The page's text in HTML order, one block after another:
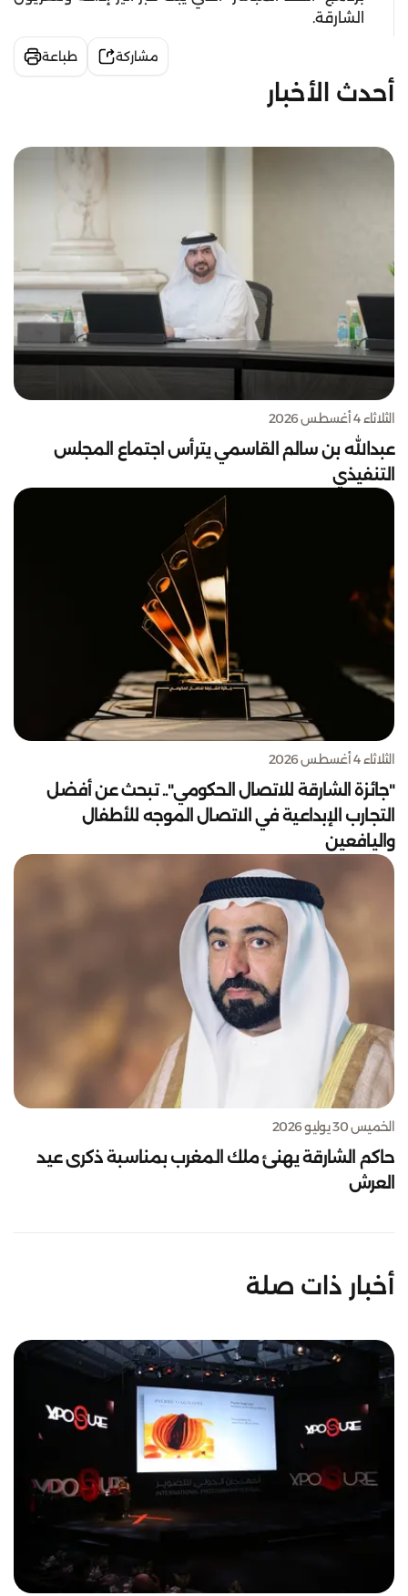
الشارقة.
مشاركة طباعة
أحدث الأخبار
الثلاثاء 4 أغسطس 2026
عبدالله بن سالم القاسمي يترأس اجتماع المجلس
التنفيذي
الثلاثاء 4 أغسطس 2026
"جائزة الشارقة للاتصال الحكومي".. تبحث عن أفضل
التجارب الإبداعية في الاتصال الموجه للأطفال
واليافعين
الخميس 30 يوليو 2026
حاكم الشارقة يهنئ ملك المغرب بمناسبة ذكرى عيد
العرش
أخبار ذات صلة